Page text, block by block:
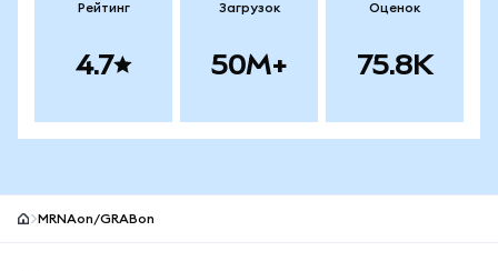
Рейтинг
4.7
Загрузок
50M+
Оценок
75.8K
MRNAon/GRABon